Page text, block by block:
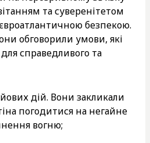
та суверенітетом
безпекою.
обговорили умови, які
справедливого та
дій. Вони закликали
погодитися на негайне
вогню;